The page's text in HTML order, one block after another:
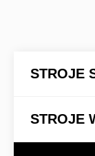
STROJE
STROJE